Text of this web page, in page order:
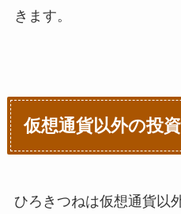
きます。
仮想通貨以外の投
ひろきつねは仮想通貨以